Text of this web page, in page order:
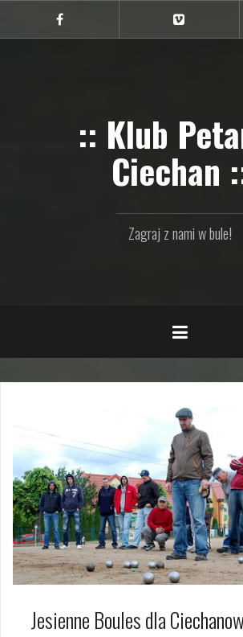
treści
Ciechan
na
na
:: Klub
Ciechan
Zagraj z nami w bule!
Jesienne Boules dla